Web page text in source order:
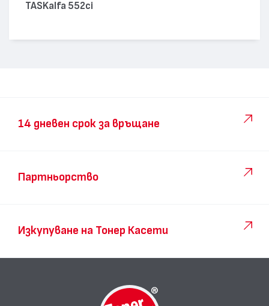
TASKalfa 552ci
14 дневен срок за връщане
Партньорство
Изкупуване на Тонер Касети